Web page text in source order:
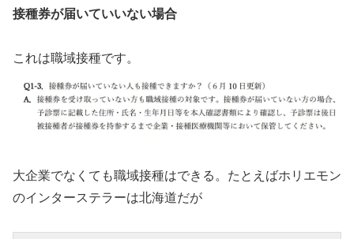
接種券が届いていいない場合
これは職域接種です。
大企業でなくても職域接種はできる。たとえばホリエモン
のインターステラーは北海道だが